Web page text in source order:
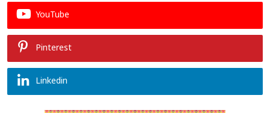
YouTube
Pinterest
Linkedin